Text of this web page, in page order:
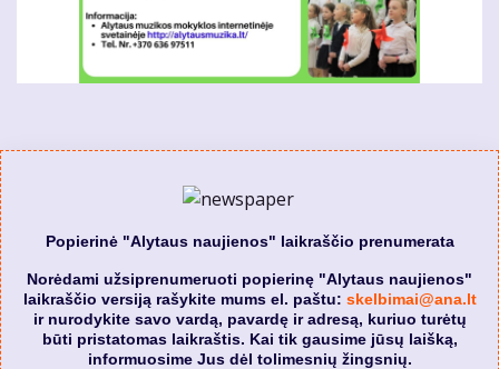
Popierinė "Alytaus naujienos" laikraščio prenumerata
Norėdami užsiprenumeruoti popierinę "Alytaus naujienos"
laikraščio versiją rašykite mums el. paštu: skelbimai@ana.lt
ir nurodykite savo vardą, pavardę ir adresą, kuriuo turėtų
būti pristatomas laikraštis. Kai tik gausime jūsų laišką,
informuosime Jus dėl tolimesnių žingsnių.